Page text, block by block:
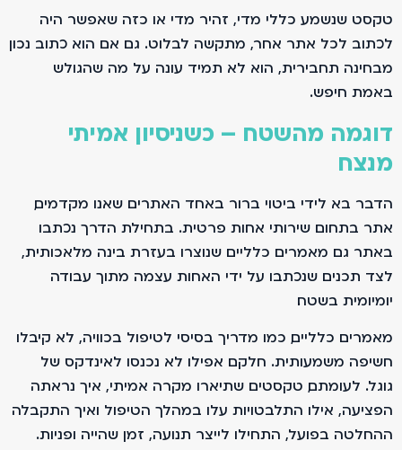
טקסט שנשמע כללי מדי, זהיר מדי או כזה שאפשר היה
לכתוב לכל אתר אחר, מתקשה לבלוט. גם אם הוא כתוב נכון
מבחינה תחבירית, הוא לא תמיד עונה על מה שהגולש
באמת חיפש.
דוגמה מהשטח – כשניסיון אמיתי
מנצח
הדבר בא לידי ביטוי ברור באחד האתרים שאנו מקדמים,
אתר בתחום שירותי אחות פרטית. בתחילת הדרך נכתבו
באתר גם מאמרים כלליים שנוצרו בעזרת בינה מלאכותית,
לצד תכנים שנכתבו על ידי האחות עצמה מתוך עבודה
יומיומית בשטח.
מאמרים כלליים, כמו מדריך בסיסי לטיפול בכוויה, לא קיבלו
חשיפה משמעותית. חלקם אפילו לא נכנסו לאינדקס של
גוגל. לעומתם, טקסטים שתיארו מקרה אמיתי, איך נראתה
הפציעה, אילו התלבטויות עלו במהלך הטיפול ואיך התקבלה
ההחלטה בפועל, התחילו לייצר תנועה, זמן שהייה ופניות.